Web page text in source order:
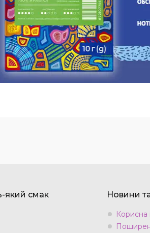
який смак Новини та
Корисна